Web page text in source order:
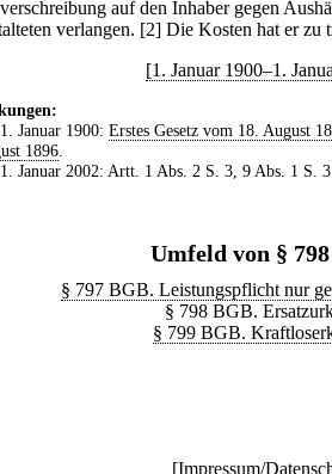
auf den Inhaber gegen
verlangen. [2] Die Kosten hat er zu
[1. Januar 1900–1.
. 1. Januar 1900: Erstes Gesetz vom 18. August
1896
Januar 2002: Artt. 1 Abs. 2 S. 3, 9 Abs. 1 S. 3
Umfeld von §
§ 797 BGB. Leistungspflicht nur
§ 798 BGB.
§ 799 BGB.
[Impressum/